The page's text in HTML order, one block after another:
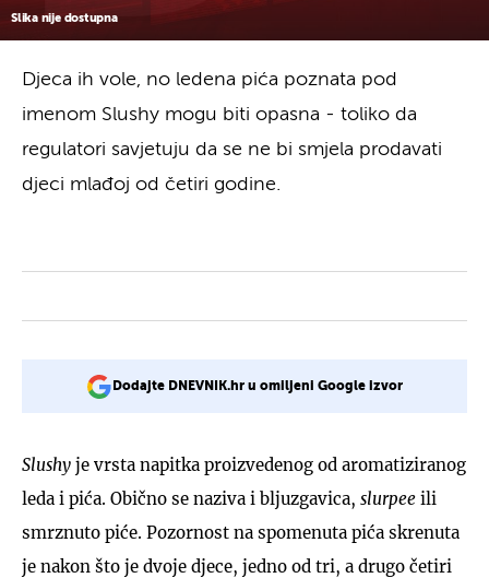
Slika nije dostupna
Djeca ih vole, no ledena pića poznata pod
imenom Slushy mogu biti opasna - toliko da
regulatori savjetuju da se ne bi smjela prodavati
djeci mlađoj od četiri godine.
Dodajte DNEVNIK.hr u omiljeni Google izvor
Slushy je vrsta napitka proizvedenog od aromatiziranog
leda i pića. Obično se naziva i bljuzgavica, slurpee ili
smrznuto piće. Pozornost na spomenuta pića skrenuta
je nakon što je dvoje djece, jedno od tri, a drugo četiri